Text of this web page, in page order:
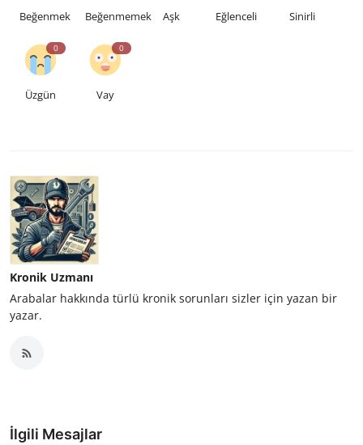
Beğenmek Beğenmemek Aşk Eğlenceli Sinirli
0
Üzgün
0
Vay
Kronik Uzmanı
Arabalar hakkında türlü kronik sorunları sizler için yazan bir
yazar.
İlgili Mesajlar